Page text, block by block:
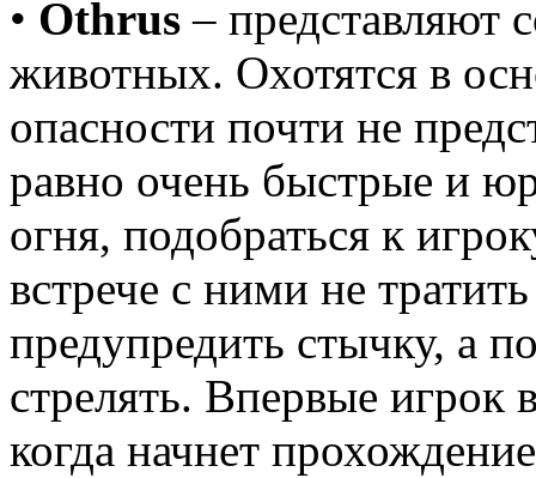
• Othrus – представляют
животных. Охотятся в
опасности почти не
равно очень быстрые и
огня, подобраться к
встрече с ними не
предупредить стычку, а
стрелять. Впервые игрок
когда начнет